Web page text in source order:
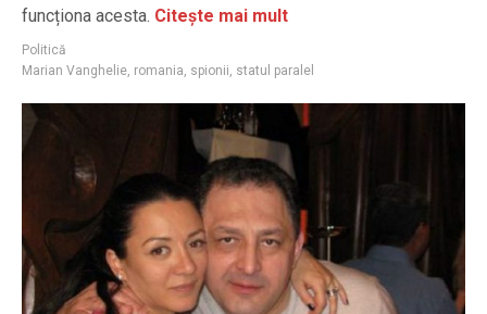
funcționa acesta. Citește mai mult
Politică
Marian Vanghelie, romania, spionii, statul paralel